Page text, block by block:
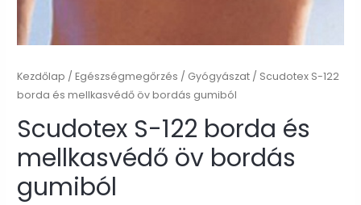
Kezdőlap /Egészségmegőrzés / Gyógyászat / Scudotex S-122
borda és mellkasvédő öv bordás gumiból
Scudotex S-122 borda és
mellkasvédő öv bordás
gumiból